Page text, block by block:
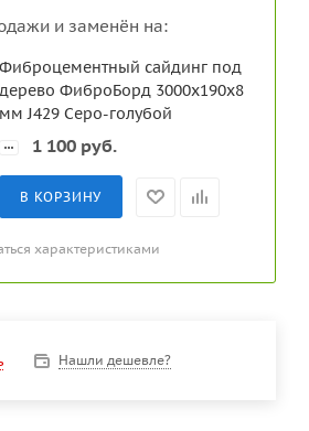
и заменён на:
Фиброцементный сайдинг под
дерево ФиброБорд 3000x190x8
мм J429 Серо-голубой
1 100 руб.
В КОРЗИНУ
характеристиками
Нашли дешевле?